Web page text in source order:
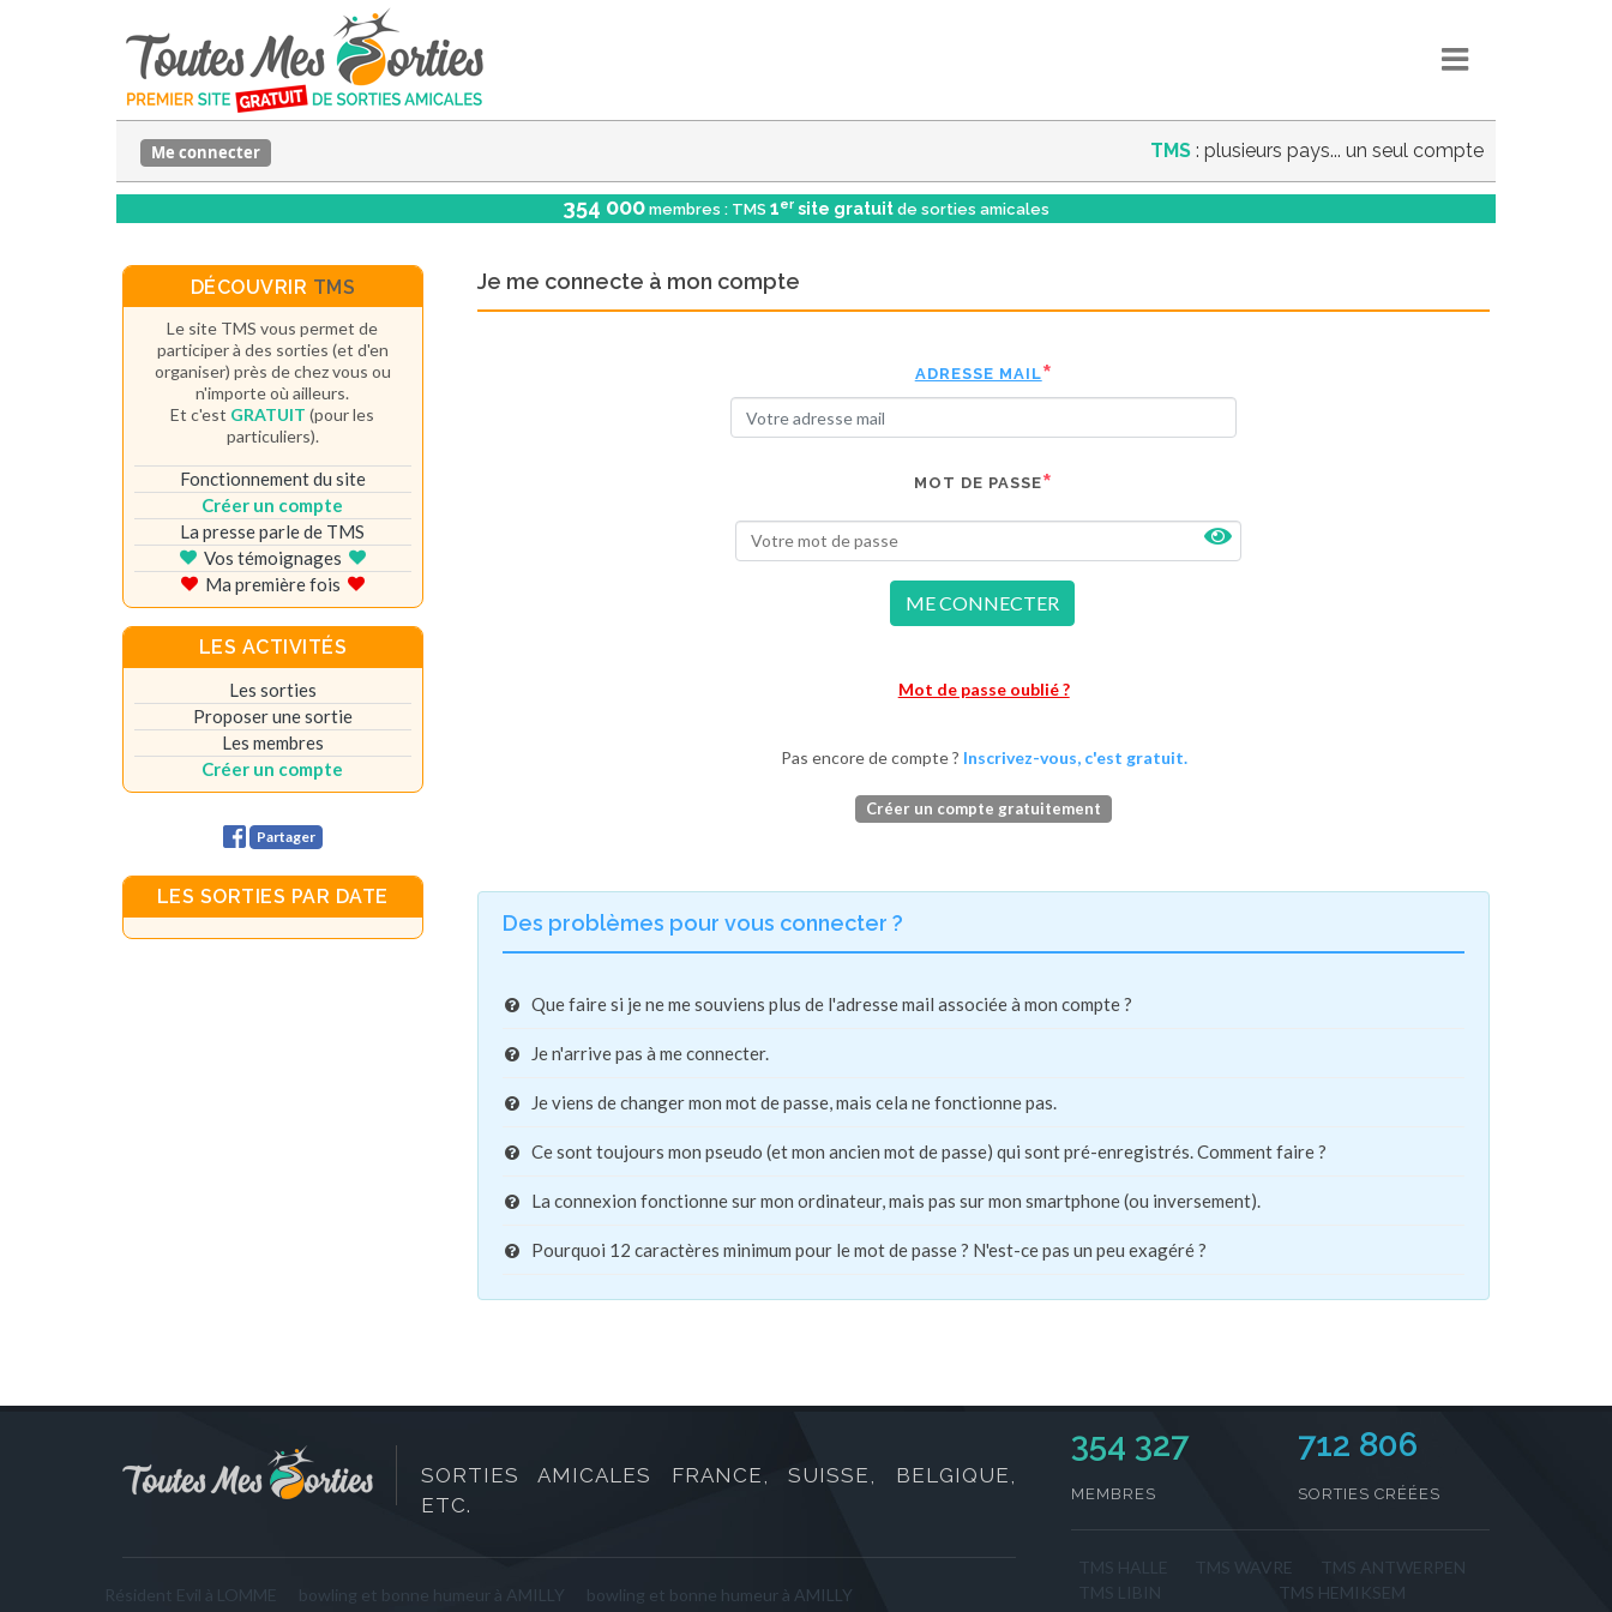
TMS : plusieurs pays... un seul compte
Me connecter
354 000 membres : TMS 1er site gratuit de sorties amicales
Je me connecte à mon compte
ADRESSE MAIL
MOT DE PASSE
ME CONNECTER
Mot de passe oublié ?
Pas encore de compte ? Inscrivez-vous, c'est gratuit.
Créer un compte gratuitement
Des problèmes pour vous connecter ?
Que faire si je ne me souviens plus de l'adresse mail associée à mon compte ?
Je n'arrive pas à me connecter.
Je viens de changer mon mot de passe, mais cela ne fonctionne pas.
Ce sont toujours mon pseudo (et mon ancien mot de passe) qui sont pré-enregistrés. Comment faire ?
La connexion fonctionne sur mon ordinateur, mais pas sur mon smartphone (ou inversement).
Pourquoi 12 caractères minimum pour le mot de passe ? N'est-ce pas un peu exagéré ?
DÉCOUVRIR TMS
Le site TMS vous permet de
participer à des sorties (et d'en
organiser) près de chez vous ou
n'importe où ailleurs.
Et c'est GRATUIT (pour les
particuliers).
Fonctionnement du site
Créer un compte
La presse parle de TMS
Vos témoignages
Ma première fois
LES ACTIVITÉS
Les sorties
Proposer une sortie
Les membres
Créer un compte
Partager
LES SORTIES PAR DATE
SORTIES AMICALES FRANCE, SUISSE, BELGIQUE,
ETC.
Résident Evil à LOMME bowling et bonne humeur à AMILLY
bowling et bonne humeur à AMILLY
354 327
MEMBRES
712 806
SORTIES CRÉÉES
TMS WAVRE
TMS ANTWERPEN
TMS HEMIKSEM